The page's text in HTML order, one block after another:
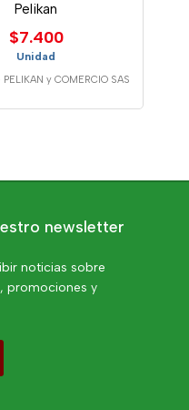
Pelikan
$7.400
Unidad
PELIKAN y COMERCIO SAS
newsletter
noticias sobre
promociones y